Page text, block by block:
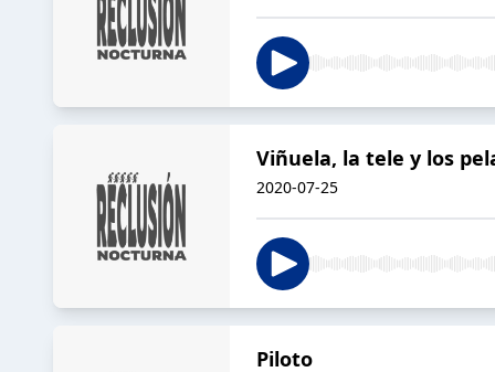
Viñuela, la tele y los
2020-07-25
Piloto